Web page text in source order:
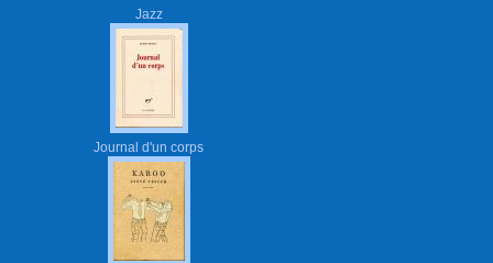
Jazz
Journal d'un corps